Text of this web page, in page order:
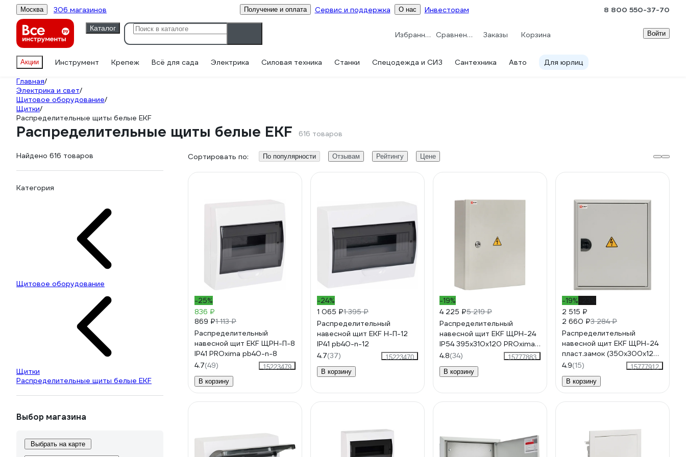
Москва 306 магазинов Получение и оплата Сервис и поддержка О нас Инвесторам 8 800 550-37-70
Каталог
Избранное Сравнение Заказы Корзина Войти
Акции Инструмент Крепеж Всё для сада Электрика Силовая техника Станки Спецодежда и СИЗ Сантехника Авто Для юрлиц
Главная/
Электрика и свет/
Щитовое оборудование/
Щитки/
Распределительные щиты белые EKF
Распределительные щиты белые EKF 616 товаров
Найдено 616 товаров
Категория
Щитовое оборудование
Щитки
Распределительные щиты белые EKF
Выбор магазина
Выбрать на карте
Сортировать по: По популярности Отзывам Рейтингу Цене
-25%
836 ₽
869 ₽1 113 ₽
Распределительный
навесной щит EKF ЩРН-П-8
IP41 PROxima pb40-n-8
4.7(49)
15223479
В корзину
-24%
1 065 ₽1 395 ₽
Распределительный
навесной щит EKF Н-П-12
IP41 pb40-n-12
4.7(37)
15223470
В корзину
-19%
4 225 ₽5 219 ₽
Распределительный
навесной щит EKF ЩРН-24
IP54 395x310x120 PROxima
mb24-24
4.8(34)
15777883
В корзину
-19%
2 515 ₽
2 660 ₽3 284 ₽
Распределительный
навесной щит EKF ЩРН-24
пласт.замок (350х300х120)
IP31 PROxima mb21-24n
4.9(15)
15777912
В корзину